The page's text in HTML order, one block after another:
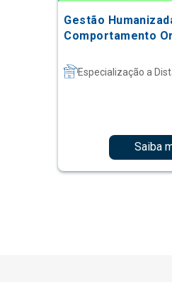
Gestão
Comportamento
Especialização a
Saiba